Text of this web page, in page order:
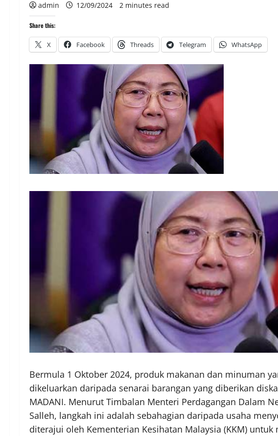
admin 12/09/2024 2 minutes read
Share this:
X Facebook Threads Telegram WhatsApp
Bermula 1 Oktober 2024, produk makanan dan minuman
dikeluarkan daripada senarai barangan yang diberikan
MADANI. Menurut Timbalan Menteri Perdagangan Dalam
Salleh, langkah ini adalah sebahagian daripada usaha
diterajui oleh Kementerian Kesihatan Malaysia (KKM)